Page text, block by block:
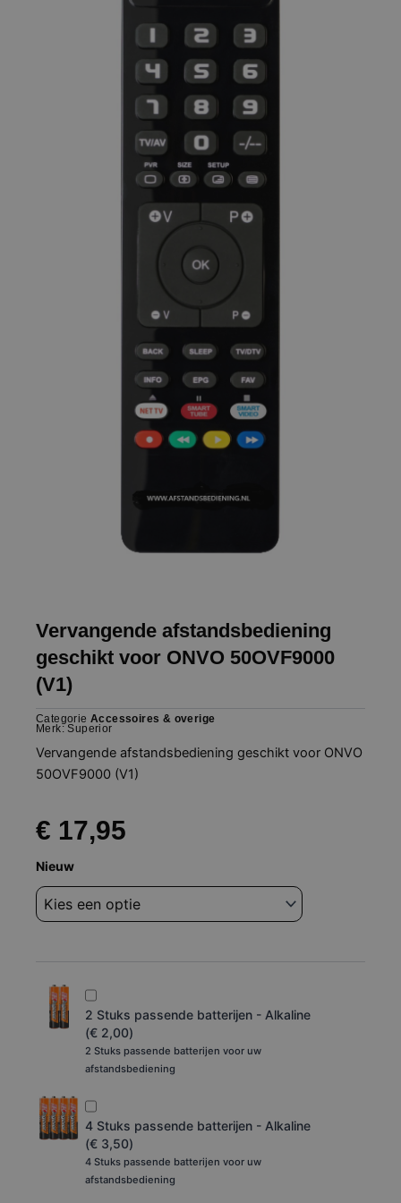
Vervangende afstandsbediening
geschikt voor ONVO 50OVF9000
(V1)
Categorie Accessoires & overige
Merk:Superior
Vervangende afstandsbediening geschikt voor ONVO
50OVF9000 (V1)
€ 17,95
Nieuw
2 Stuks passende batterijen - Alkaline
(€ 2,00)
2 Stuks passende batterijen voor uw
afstandsbediening
4 Stuks passende batterijen - Alkaline
(€ 3,50)
4 Stuks passende batterijen voor uw
afstandsbediening
Vervangende
afstandsbediening
geschikt
voor
aantal